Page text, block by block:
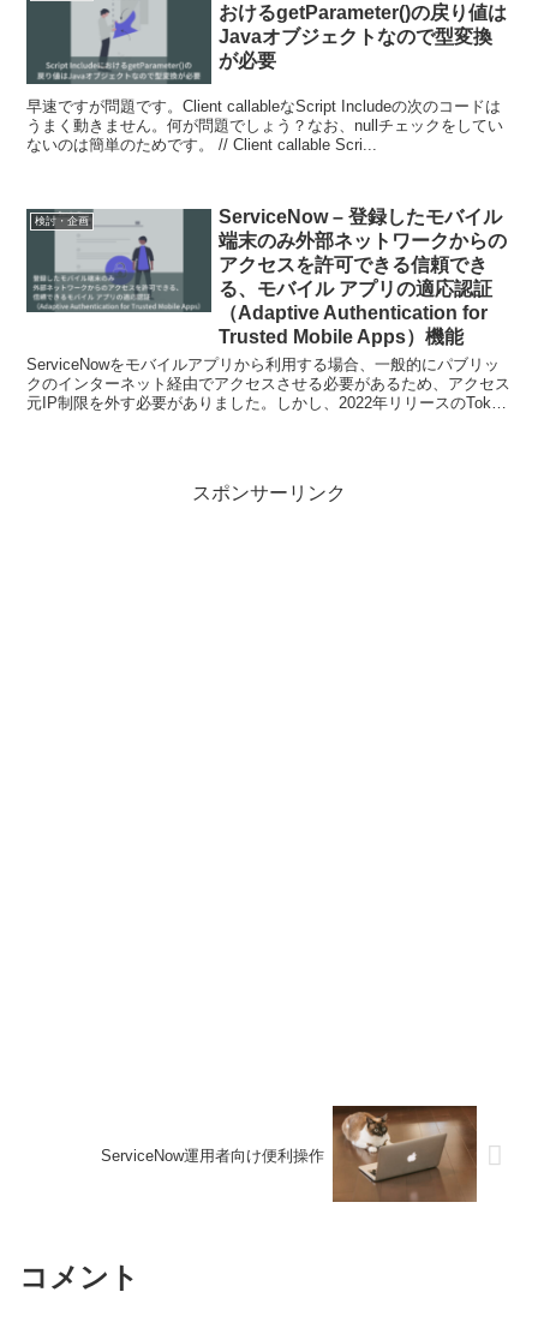
おけるgetParameter()の戻り値は
Javaオブジェクトなので型変換
が必要
早速ですが問題です。Client callableなScript Includeの次のコードは
うまく動きません。何が問題でしょう？なお、nullチェックをしてい
ないのは簡単のためです。 // Client callable Scri...
検討・企画
ServiceNow – 登録したモバイル
端末のみ外部ネットワークからの
アクセスを許可できる信頼でき
る、モバイル アプリの適応認証
（Adaptive Authentication for
Trusted Mobile Apps）機能
ServiceNowをモバイルアプリから利用する場合、一般的にパブリッ
クのインターネット経由でアクセスさせる必要があるため、アクセス
元IP制限を外す必要がありました。しかし、2022年リリースのTokyo
スポンサーリンク
ServiceNow運用者向け便利操作
コメント